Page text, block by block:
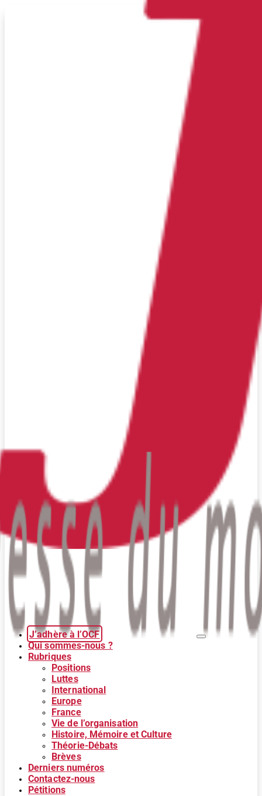
J’adhère à l’OCF
Qui sommes-nous ?
Rubriques
Positions
Luttes
International
Europe
France
Vie de l’organisation
Histoire, Mémoire et Culture
Théorie-Débats
Brèves
Derniers numéros
Contactez-nous
Pétitions